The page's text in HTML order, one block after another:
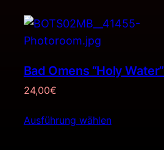
Bad Omens “Holy Water”
24,00€
Ausführung wählen